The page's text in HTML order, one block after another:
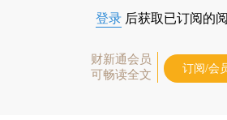
登录 后获取已订阅的
财新通会员
可畅读全文
订阅/会